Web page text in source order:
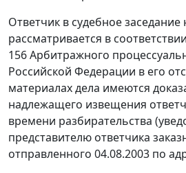
Ответчик в судебное заседание
рассматривается в
156Арбитражного
Российской Федерации в его
материалах дела имеются
надлежащего извещения
времени разбирательства
представителю ответчика
отправленного 04.08.2003 по